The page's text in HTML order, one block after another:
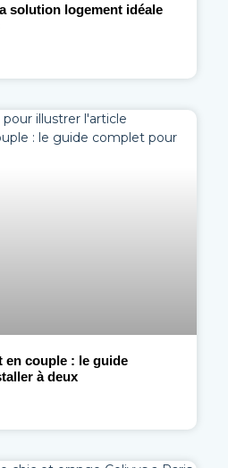
solution logement idéale
en couple : le guide
à deux